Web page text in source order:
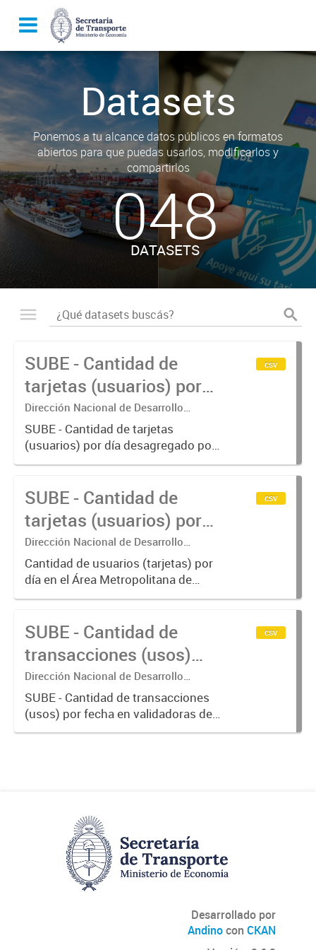
Datasets
Ponemos a tu alcance datos públicos en formatos
abiertos para que puedas usarlos, modificarlos y
compartirlos
048
DATASETS
SUBE - Cantidad de
tarjetas (usuarios) por
día.
Dirección Nacional de Desarrollo
Tecnológico - Ministerio de Transporte.
SUBE - Cantidad de tarjetas
(usuarios) por día desagregado por
modo de transporte.
csv
SUBE - Cantidad de
tarjetas (usuarios) por
día en AMBA.
Dirección Nacional de Desarrollo
Tecnológico - Ministerio de Transporte.
Cantidad de usuarios (tarjetas) por
día en el Área Metropolitana de
Buenos Aires desagregado por
csv
SUBE - Cantidad de
transacciones (usos)
por fecha
Dirección Nacional de Desarrollo
Tecnológico - Ministerio de Transporte.
SUBE - Cantidad de transacciones
(usos) por fecha en validadoras de
la red SUBE.
csv
Desarrollado por
Andinocon CKAN